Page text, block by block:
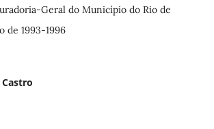
Geral do Município do Rio de
de 1993-1996